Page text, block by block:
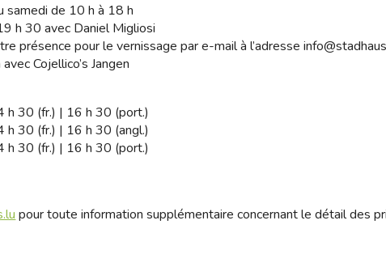
samedi de 10 h à 18 h
h 30 avec Daniel Migliosi
présence pour le vernissage par e-mail à l’adresse
Cojellico’s Jangen
h 30 (fr.) | 16 h 30 (port.)
h 30 (fr.) | 16 h 30 (angl.)
h 30 (fr.) | 16 h 30 (port.)
pour toute information supplémentaire concernant le détail des